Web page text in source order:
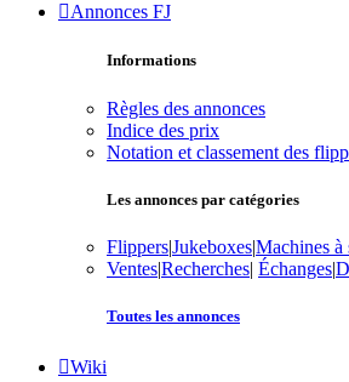
Annonces FJ
Informations
Règles des annonces
Indice des prix
Notation et classement des
Les annonces par catégories
Flippers|Jukeboxes|Machines à
Ventes|Recherches| Échanges|
Toutes les annonces
Wiki